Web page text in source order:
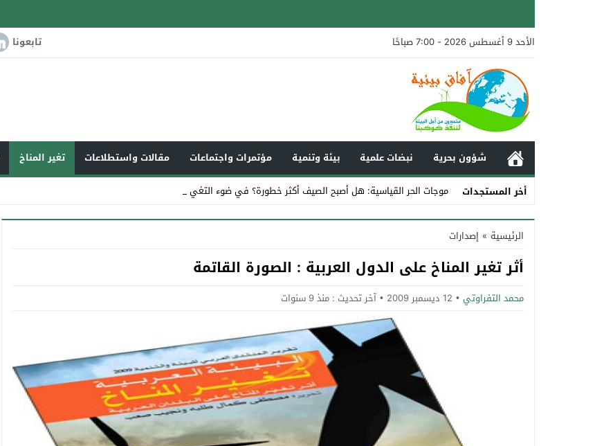
الأحد 9 أغسطس 2026 - 7:00 صباحًا
تابعونا
شؤون بحرية نبضات علمية بيئة وتنمية مؤتمرات واجتماعات مقالات واستطلاعات تغير المناخ
أخر المستجدات
موجات الحر القياسية: هل أصبح الصيف أكثر خطورة؟ في ضوء التغير المناخي العا _
Stop
Next
الرئيسية » إصدارات
أثر تغير المناخ على الدول العربية : الصورة القاتمة
محمد التفراوتي 12 ديسمبر 2009 آخر تحديث : منذ 9 سنوات